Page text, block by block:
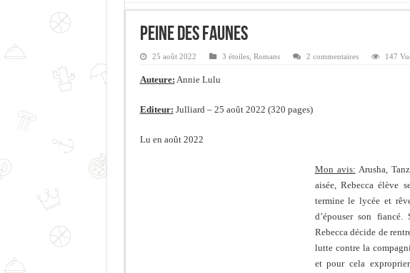
Peine des faunes
25 août 2022 3 étoiles, Romans 2 commentaires 147
Auteure: Annie Lulu
Editeur: Julliard – 25 août 2022 (320 pages)
Lu en août 2022
Mon avis: Arusha,
aisée, Rebecca élève
termine le lycée et
d’épouser son
Rebecca décide de
lutte contre la
et pour cela